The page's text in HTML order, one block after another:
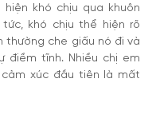
khó chịu qua khuôn
khó chịu thể hiện rõ
thường che giấu nó đi và
điềm tĩnh. Nhiều chị em
xúc đầu tiên là mất